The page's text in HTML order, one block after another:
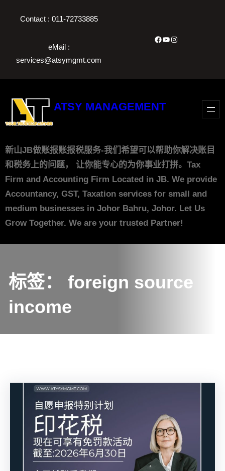
Contact : 011-72733885
eMail :
services@atsymgmt.com
Facebook
YouTube
Instagram
ATSY MANAGEMENT
新山JB做账报账报税服务-我们希望可以帮助你解决账目
和税务上的问题， 让你能专心的为你事业打拼。Tax
Firm and Accounting Firm Located in JB. We provide
Accountancy, GST, Taxation services for small and
medium businesses in Johor Bahru, Johor. Let Us
Grow Together. We are your trusted Partner!
标签： foreign source
income